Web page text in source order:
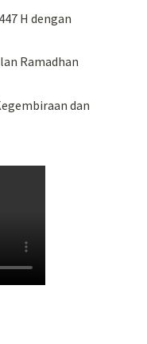
H dengan
Ramadhan
dan